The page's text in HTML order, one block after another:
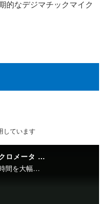
的なデジマチックマイク
しています